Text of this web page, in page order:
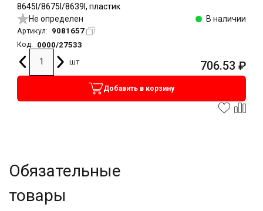
8645I/8675I/8639I, пластик
Не определен
В наличии
Артикул: 9081657
Код:
0000/27533
шт
706.53 ₽
Добавить в корзину
Обязательные
товары